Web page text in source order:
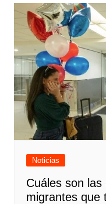
Noticias
Cuáles son
migrantes que